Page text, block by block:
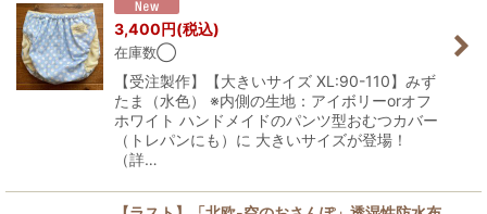
3,400円(税込)
在庫数◯
【受注製作】【大きいサイズ XL:90-110】みず
たま（水色） ※内側の生地：アイボリーorオフ
ホワイト ハンドメイドのパンツ型おむつカバー
（トレパンにも）に 大きいサイズが登場！
（詳…